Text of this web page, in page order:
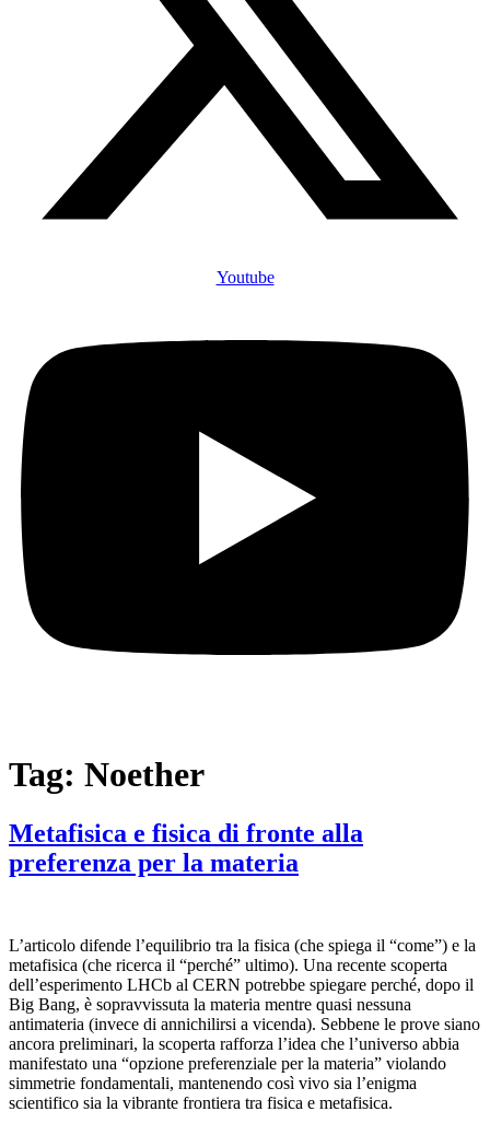
Youtube
Tag: Noether
Metafisica e fisica di fronte alla
preferenza per la materia
L’articolo difende l’equilibrio tra la fisica (che spiega il “come”) e la
metafisica (che ricerca il “perché” ultimo). Una recente scoperta
dell’esperimento LHCb al CERN potrebbe spiegare perché, dopo il
Big Bang, è sopravvissuta la materia mentre quasi nessuna
antimateria (invece di annichilirsi a vicenda). Sebbene le prove siano
ancora preliminari, la scoperta rafforza l’idea che l’universo abbia
manifestato una “opzione preferenziale per la materia” violando
simmetrie fondamentali, mantenendo così vivo sia l’enigma
scientifico sia la vibrante frontiera tra fisica e metafisica.